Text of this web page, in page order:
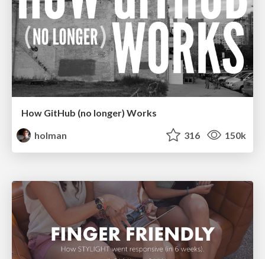
How GitHub (no longer) Works
holman
316 150k